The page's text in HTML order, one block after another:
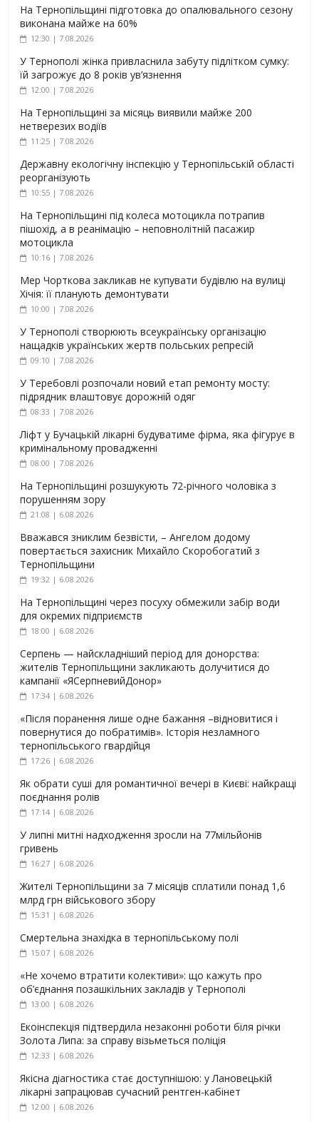
На Тернопільщині підготовка до опалювального сезону
виконана майже на 60%
12:30 | 7.08.2026
У Тернополі жінка привласнила забуту підлітком сумку:
їй загрожує до 8 років ув’язнення
12:00 | 7.08.2026
На Тернопільщині за місяць виявили майже 200
нетверезих водіїв
11:25 | 7.08.2026
Державну екологічну інспекцію у Тернопільській області
реорганізують
10:55 | 7.08.2026
На Тернопільщині під колеса мотоцикла потрапив
пішохід, а в реанімацію – неповнолітній пасажир
мотоцикла
10:16 | 7.08.2026
Мер Чорткова закликав не купувати будівлю на вулиці
Хічія: її планують демонтувати
10:00 | 7.08.2026
У Тернополі створюють всеукраїнську організацію
нащадків українських жертв польських репресій
09:10 | 7.08.2026
У Теребовлі розпочали новий етап ремонту мосту:
підрядник влаштовує дорожній одяг
08:33 | 7.08.2026
Ліфт у Бучацькій лікарні будуватиме фірма, яка фігурує в
кримінальному провадженні
08:00 | 7.08.2026
На Тернопільщині розшукують 72-річного чоловіка з
порушенням зору
21:08 | 6.08.2026
Вважався зниклим безвісти, – Ангелом додому
повертається захисник Михайло Скоробогатий з
Тернопільщини
19:32 | 6.08.2026
На Тернопільщині через посуху обмежили забір води
для окремих підприємств
18:00 | 6.08.2026
Серпень — найскладніший період для донорства:
жителів Тернопільщини закликають долучитися до
кампанії «ЯСерпневийДонор»
17:34 | 6.08.2026
«Після поранення лише одне бажання –відновитися і
повернутися до побратимів». Історія незламного
тернопільського гвардійця
17:26 | 6.08.2026
Як обрати суші для романтичної вечері в Києві: найкращі
поєднання ролів
17:14 | 6.08.2026
У липні митні надходження зросли на 77мільйонів
гривень
16:27 | 6.08.2026
Жителі Тернопільщини за 7 місяців сплатили понад 1,6
млрд грн військового збору
15:31 | 6.08.2026
Смертельна знахідка в тернопільському полі
15:07 | 6.08.2026
«Не хочемо втратити колективи»: що кажуть про
об’єднання позашкільних закладів у Тернополі
13:00 | 6.08.2026
Екоінспекція підтвердила незаконні роботи біля річки
Золота Липа: за справу візьметься поліція
12:33 | 6.08.2026
Якісна діагностика стає доступнішою: у Лановецькій
лікарні запрацював сучасний рентген-кабінет
12:00 | 6.08.2026